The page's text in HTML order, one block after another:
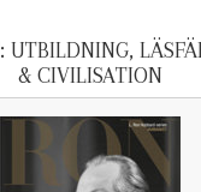
UTBILDNING,
& CIVILISATION